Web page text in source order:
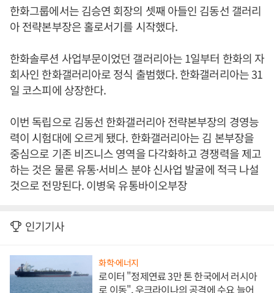
한화그룹에서는 김승연 회장의 셋째 아들인 김동선 갤러리
아 전략본부장은 홀로서기를 시작했다.
한화솔루션 사업부문이었던 갤러리아는 1일부터 한화의 자
회사인 한화갤러리아로 정식 출범했다. 한화갤러리아는 31
일 코스피에 상장한다.
이번 독립으로 김동선 한화갤러리아 전략본부장의 경영능
력이 시험대에 오르게 됐다. 한화갤러리아는 김 본부장을
중심으로 기존 비즈니스 영역을 다각화하고 경쟁력을 제고
하는 것은 물론 유통·서비스 분야 신사업 발굴에 적극 나설
것으로 전망된다. 이병욱 유통바이오부장
인기기사
화학·에너지
로이터 "정제연료 3만 톤 한국에서 러시아
로 이동", 우크라이나의 공격에 수요 늘어